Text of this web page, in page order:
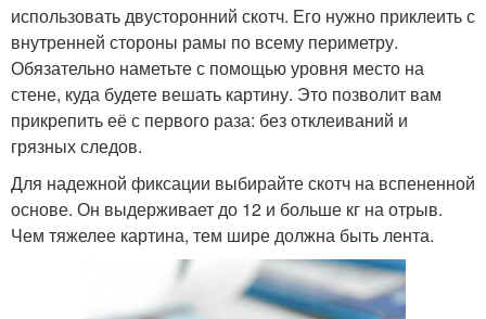
использовать двусторонний скотч. Его нужно приклеить с
внутренней стороны рамы по всему периметру.
Обязательно наметьте с помощью уровня место на
стене, куда будете вешать картину. Это позволит вам
прикрепить её с первого раза: без отклеиваний и
грязных следов.
Для надежной фиксации выбирайте скотч на вспененной
основе. Он выдерживает до 12 и больше кг на отрыв.
Чем тяжелее картина, тем шире должна быть лента.